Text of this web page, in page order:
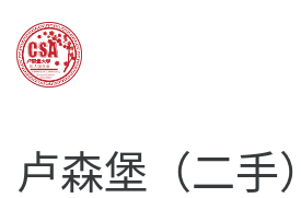
卢森堡（二手